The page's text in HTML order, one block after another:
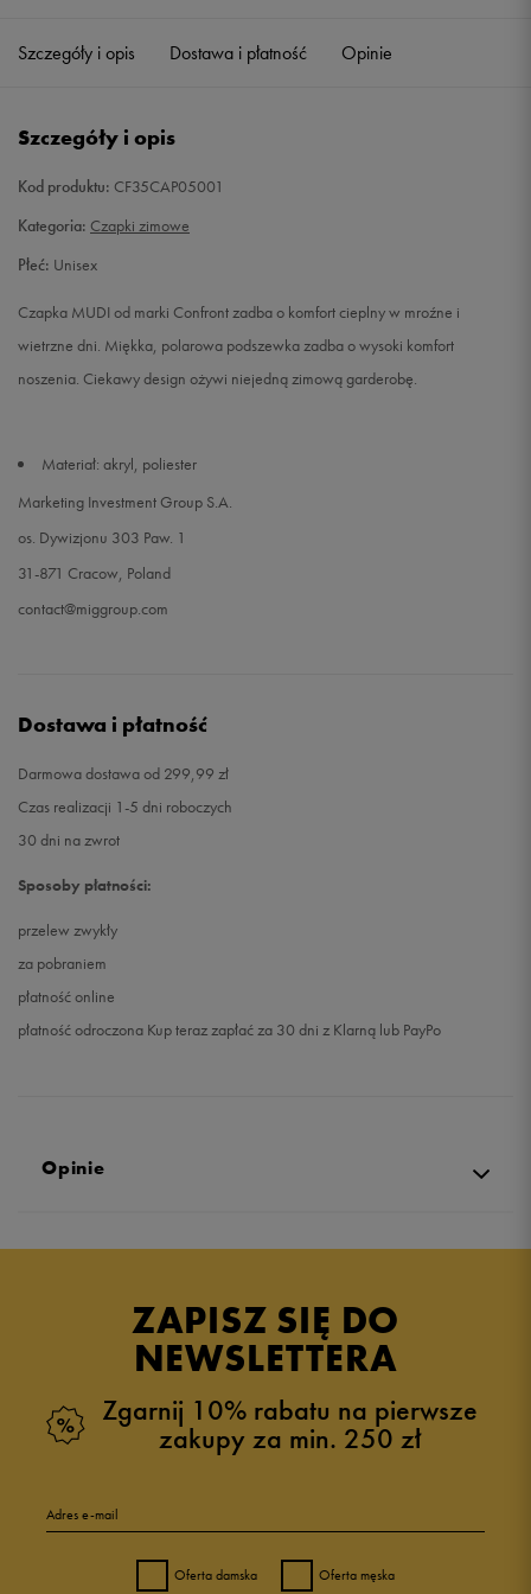
Szczegóły i opis Dostawa i płatność Opinie
Szczegóły i opis
Kod produktu: CF35CAP05001
Kategoria: Czapki zimowe
Płeć: Unisex
Czapka MUDI od marki Confront zadba o komfort cieplny w mroźne i
wietrzne dni. Miękka, polarowa podszewka zadba o wysoki komfort
noszenia. Ciekawy design ożywi niejedną zimową garderobę.
Materiał: akryl, poliester
Marketing Investment Group S.A.
os. Dywizjonu 303 Paw. 1
31-871 Cracow, Poland
contact@miggroup.com
Dostawa i płatność
Darmowa dostawa od 299,99 zł
Czas realizacji 1-5 dni roboczych
30 dni na zwrot
Sposoby płatności:
przelew zwykły
za pobraniem
płatność online
płatność odroczona Kup teraz zapłać za 30 dni z Klarną lub PayPo
Opinie
ZAPISZ SIĘ DO
NEWSLETTERA
Zgarnij 10% rabatu na pierwsze
zakupy za min. 250 zł
Adres e-mail
Oferta damska Oferta męska